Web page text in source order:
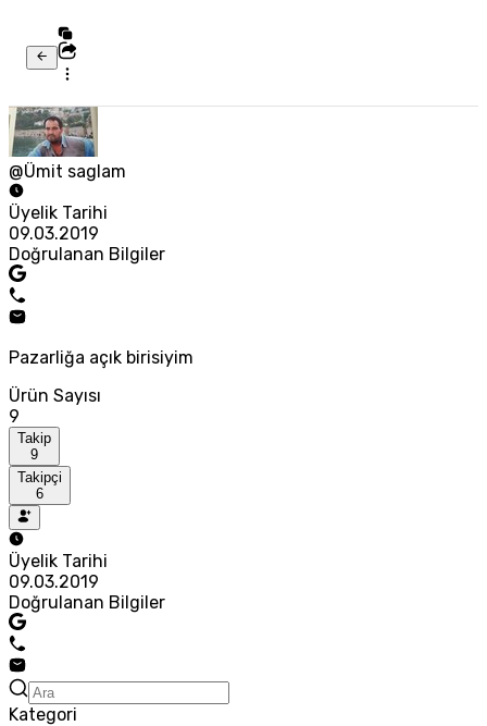
@Ümit saglam
Üyelik Tarihi
09.03.2019
Doğrulanan Bilgiler
Pazarliğa açık birisiyim
Ürün Sayısı
9
Takip
9
Takipçi
6
Üyelik Tarihi
09.03.2019
Doğrulanan Bilgiler
Kategori